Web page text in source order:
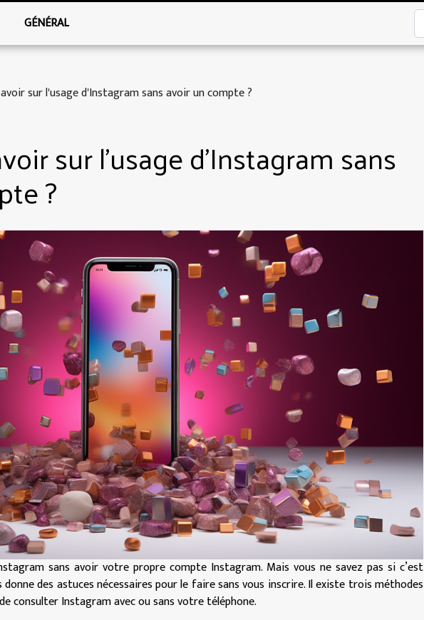
GÉNÉRAL
sur l'usage d'Instagram sans avoir un compte ?
sur l'usage d'Instagram sans
?
sans avoir votre propre compte Instagram. Mais vous ne savez pas si c’est
des astuces nécessaires pour le faire sans vous inscrire. Il existe trois méthodes
consulter Instagram avec ou sans votre téléphone.